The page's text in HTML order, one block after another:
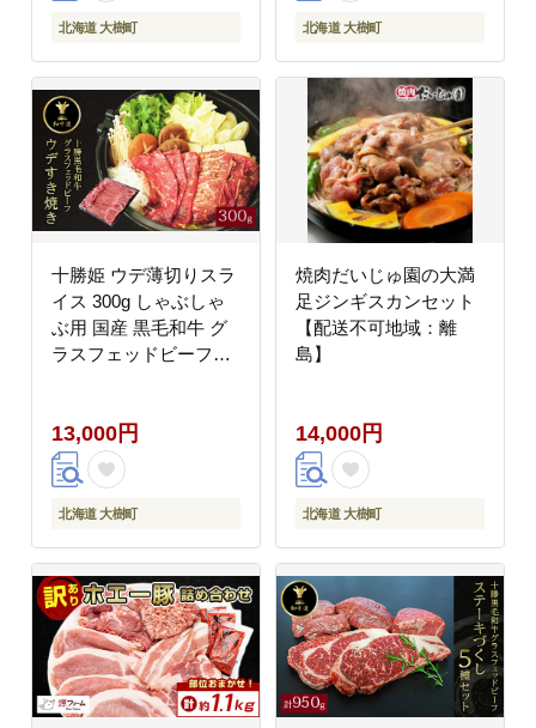
北海道 大樹町 北海道 大樹町
十勝姫 ウデ薄切りスラ
イス 300g しゃぶしゃ
ぶ用 国産 黒毛和牛 グ
ラスフェッドビーフ
13,000円
北海道 大樹町
焼肉だいじゅ園の大満
足ジンギスカンセット
【配送不可地域：離
島】
14,000円
北海道 大樹町